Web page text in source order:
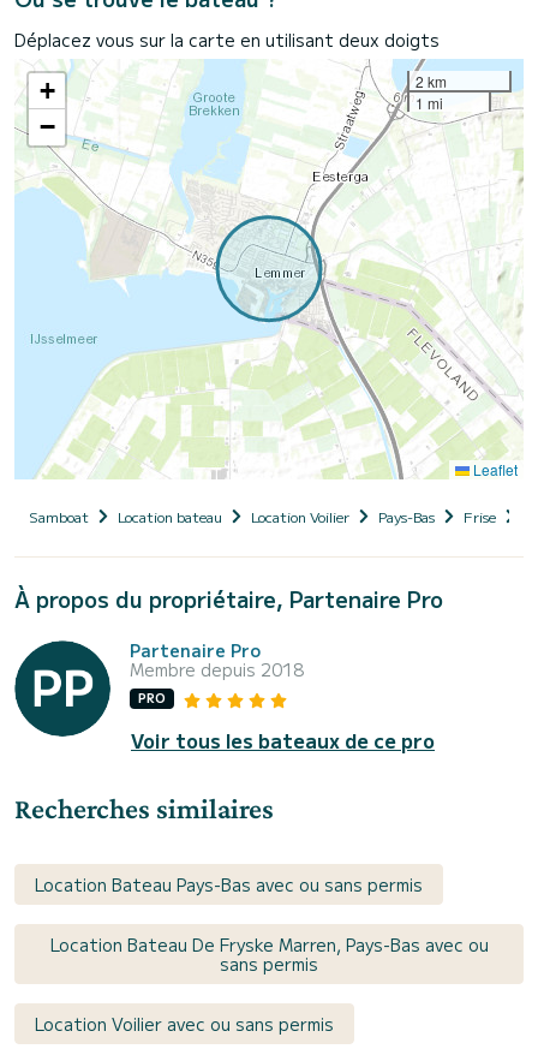
Déplacez vous sur la carte en utilisant deux doigts
+
−
2 km
1 mi
Leaflet
Samboat Location bateau Location Voilier Pays-Bas Frise
À propos du propriétaire, Partenaire Pro
Partenaire Pro
Membre depuis 2018
PRO
Voir tous les bateaux de ce pro
Recherches similaires
Location Bateau Pays-Bas avec ou sans permis
Location Bateau De Fryske Marren, Pays-Bas avec ou
sans permis
Location Voilier avec ou sans permis